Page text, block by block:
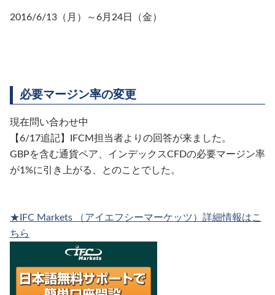
2016/6/13（月）～6月24日（金）
必要マージン率の変更
現在問い合わせ中
【6/17追記】IFCM担当者よりの回答が来ました。
GBPを含む通貨ペア、インデックスCFDの必要マージン率
が1%に引き上がる、とのことでした。
★IFC Markets （アイエフシーマーケッツ）詳細情報はこ
ちら